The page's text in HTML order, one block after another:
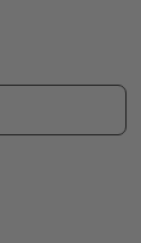
finale